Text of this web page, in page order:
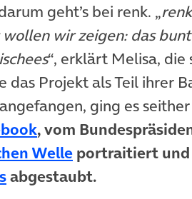
geht’s bei renk. „
wollen wir zeigen: das
“, erklärt Melisa,
das Projekt als Teil ihrer
ging es
(öffnet in neuem Tab)
, vom
Tab)Welle(öffnet in
portraitiert und
(öffnet in neuem Tab)
abgestaubt.